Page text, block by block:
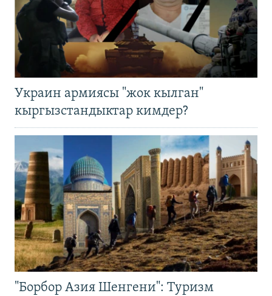
Украин армиясы "жок кылган"
кыргызстандыктар кимдер?
"Борбор Азия Шенгени": Туризм